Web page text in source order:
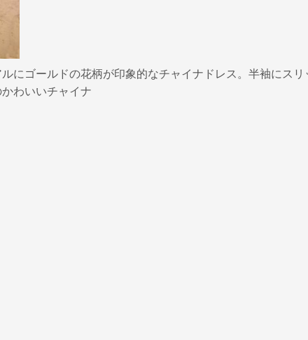
にゴールドの花柄が印象的なチャイナドレス。半袖にス
わいいチャイナ